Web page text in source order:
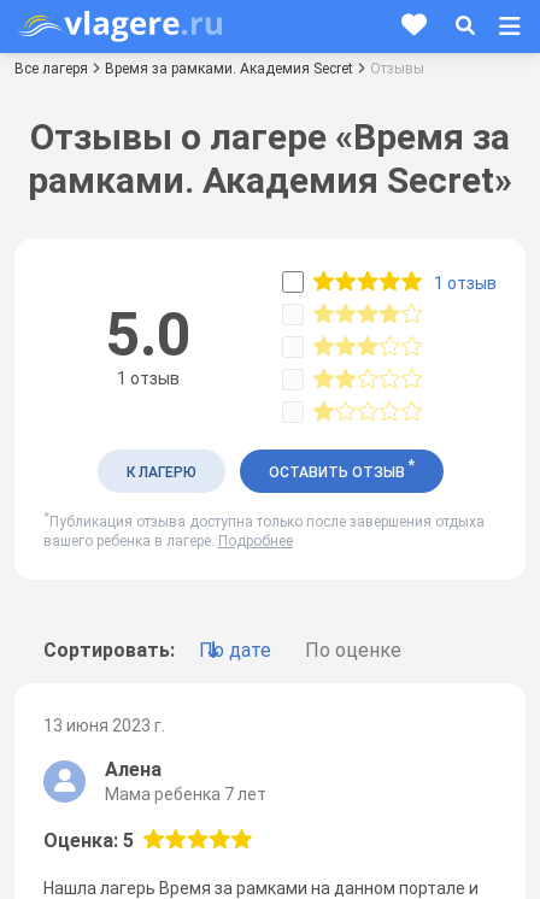
Все лагеря Время за рамками. Академия Secret Отзывы
Отзывы о лагере «Время за
рамками. Академия Secret»
Сортировать: По дате По оценке
13 июня 2023 г.
Алена
Мама ребенка 7 лет
Оценка: 5
Нашла лагерь Время за рамками на данном портале и
5.0
1 отзыв
1 отзыв
К ЛАГЕРЮ ОСТАВИТЬ ОТЗЫВ *
* Публикация отзыва доступна только после завершения отдыха
вашего ребенка в лагере. Подробнее